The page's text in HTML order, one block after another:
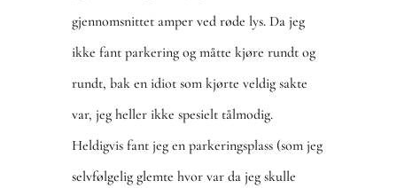
gjennomsnittet amper ved røde lys. Da jeg
ikke fant parkering og måtte kjøre rundt og
rundt, bak en idiot som kjørte veldig sakte
var, jeg heller ikke spesielt tålmodig.
Heldigvis fant jeg en parkeringsplass (som jeg
selvfølgelig glemte hvor var da jeg skulle